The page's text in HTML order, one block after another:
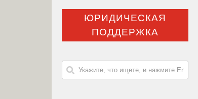
ЮРИДИЧЕСКАЯ
ПОДДЕРЖКА